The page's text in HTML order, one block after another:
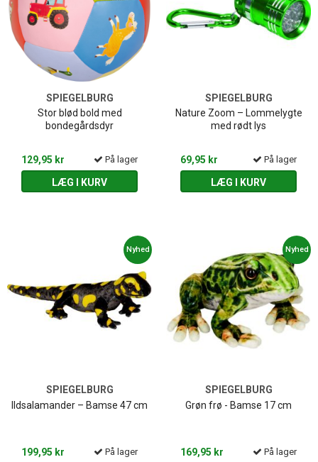
SPIEGELBURG
Stor blød bold med
bondegårdsdyr
129,95 kr På lager
LÆG I KURV
SPIEGELBURG
Nature Zoom – Lommelygte
med rødt lys
69,95 kr På lager
LÆG I KURV
Nyhed
SPIEGELBURG
Ildsalamander – Bamse 47 cm
199,95 kr På lager
Nyhed
SPIEGELBURG
Grøn frø - Bamse 17 cm
169,95 kr På lager